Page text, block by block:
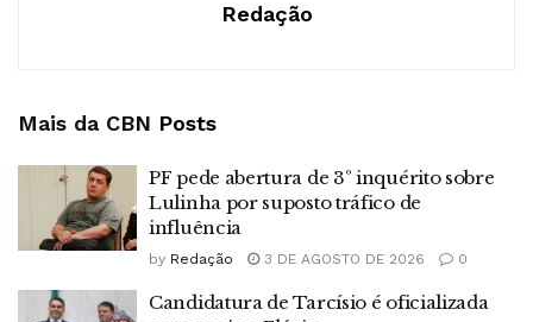
Redação
Mais da CBN Posts
PF pede abertura de 3º inquérito sobre
Lulinha por suposto tráfico de
influência
by Redação 3 DE AGOSTO DE 2026 0
Candidatura de Tarcísio é oficializada